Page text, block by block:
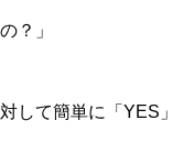
？」
して簡単に「YES」